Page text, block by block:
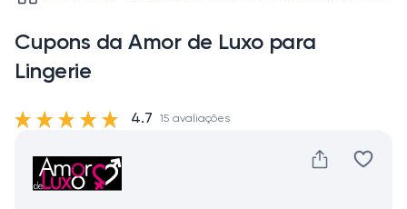
Cupons da Amor de Luxo para
Lingerie
4.7 15 avaliações